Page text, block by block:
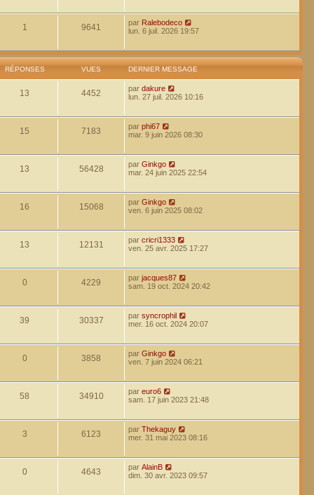
1 9641 par Ralebodeco
lun. 6 juil. 2026 19:57
RÉPONSES VUES DERNIER MESSAGE
13 4452 par dakure
lun. 27 juil. 2026 10:16
15 7183 par phi67
mar. 9 juin 2026 08:30
13 56428 par Ginkgo
mar. 24 juin 2025 22:54
16 15068 par Ginkgo
ven. 6 juin 2025 08:02
13 12131 par cricri1333
ven. 25 avr. 2025 17:27
0 4229 par jacques87
sam. 19 oct. 2024 20:42
39 30337 par syncrophil
mer. 16 oct. 2024 20:07
0 3858 par Ginkgo
ven. 7 juin 2024 06:21
58 34910 par euro6
sam. 17 juin 2023 21:48
3 6123 par Thekaguy
mer. 31 mai 2023 08:16
0 4643 par AlainB
dim. 30 avr. 2023 09:57